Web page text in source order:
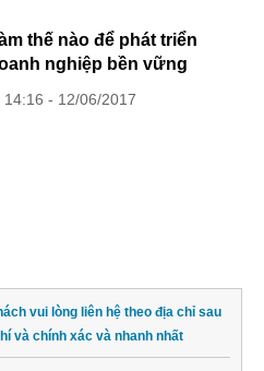
thế nào để phát triển
nghiệp bền vững
14:16 - 12/06/2017
vui lòng liên hệ theo địa chỉ sau
và chính xác và nhanh nhất